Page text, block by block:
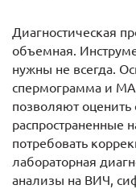
Диагностическая
объемная.
нужны не всегда.
спермограмма и
позволяют
распространенные
потребовать
лабораторная
анализы на ВИЧ,